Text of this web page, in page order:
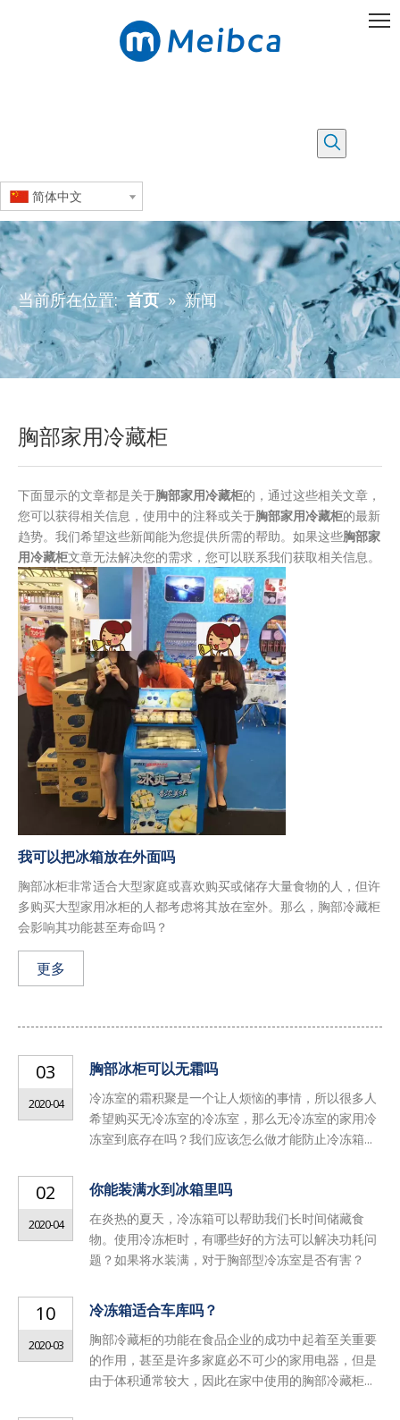
简体中文
当前所在位置: 首页 » 新闻
胸部家用冷藏柜
下面显示的文章都是关于胸部家用冷藏柜的，通过这些相关文章，
您可以获得相关信息，使用中的注释或关于胸部家用冷藏柜的最新
趋势。我们希望这些新闻能为您提供所需的帮助。如果这些胸部家
用冷藏柜文章无法解决您的需求，您可以联系我们获取相关信息。
我可以把冰箱放在外面吗
胸部冰柜非常适合大型家庭或喜欢购买或储存大量食物的人，但许
多购买大型家用冰柜的人都考虑将其放在室外。那么，胸部冷藏柜
会影响其功能甚至寿命吗？
更多
03
2020-04
胸部冰柜可以无霜吗
冷冻室的霜积聚是一个让人烦恼的事情，所以很多人
希望购买无冷冻室的冷冻室，那么无冷冻室的家用冷
冻室到底存在吗？我们应该怎么做才能防止冷冻箱...
02
2020-04
你能装满水到冰箱里吗
在炎热的夏天，冷冻箱可以帮助我们长时间储藏食
物。使用冷冻柜时，有哪些好的方法可以解决功耗问
题？如果将水装满，对于胸部型冷冻室是否有害？
10
2020-03
冷冻箱适合车库吗？
胸部冷藏柜的功能在食品企业的成功中起着至关重要
的作用，甚至是许多家庭必不可少的家用电器，但是
由于体积通常较大，因此在家中使用的胸部冷藏柜...